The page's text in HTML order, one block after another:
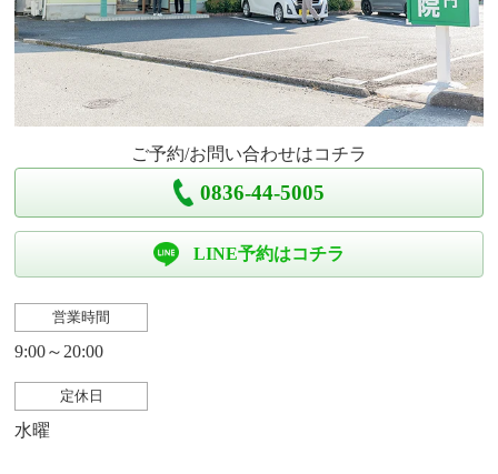
ご予約/お問い合わせはコチラ
0836-44-5005
LINE予約はコチラ
営業時間
9:00～20:00
定休日
水曜